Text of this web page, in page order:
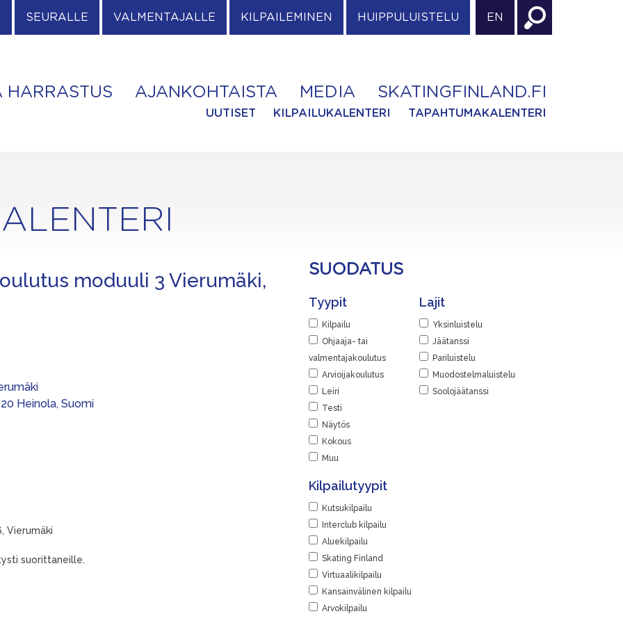
SEURALLE VALMENTAJALLE KILPAILEMINEN HUIPPULUISTELU EN
HARRASTUS AJANKOHTAISTA MEDIA SKATINGFINLAND.FI
UUTISET KILPAILUKALENTERI TAPAHTUMAKALENTERI
moduuli 3 Vierumäki,
Heinola, Suomi
Vierumäki
suorittaneille.
SUODATUS
Tyypit
Kilpailu
Ohjaaja- tai
valmentajakoulutus
Arvioijakoulutus
Leiri
Testi
Näytös
Kokous
Muu
Lajit
Yksinluistelu
Jäätanssi
Pariluistelu
Muodostelmaluistelu
Soolojäätanssi
Kilpailutyypit
Kutsukilpailu
Interclub kilpailu
Aluekilpailu
Skating Finland
Virtuaalikilpailu
Kansainvälinen kilpailu
Arvokilpailu